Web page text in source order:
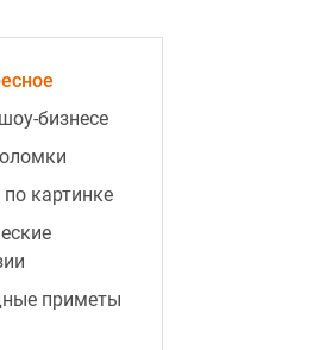
бизнесе
картинке
приметы